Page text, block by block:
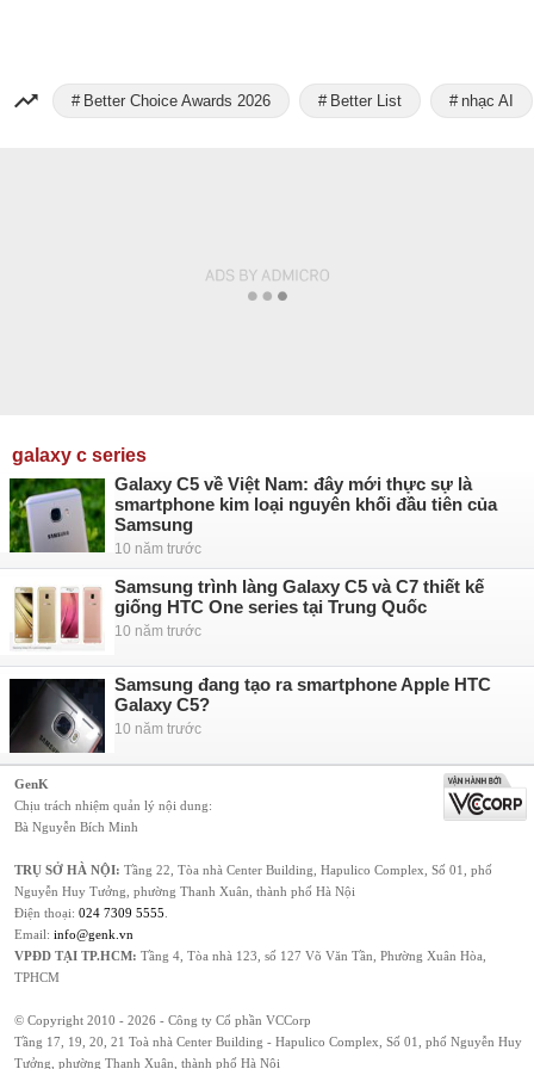
Better Choice Awards 2026 Better List nhạc AI
galaxy c series
Galaxy C5 về Việt Nam: đây mới thực sự là
smartphone kim loại nguyên khối đầu tiên của
Samsung
10 năm trước
Samsung trình làng Galaxy C5 và C7 thiết kế
giống HTC One series tại Trung Quốc
10 năm trước
Samsung đang tạo ra smartphone Apple HTC
Galaxy C5?
10 năm trước
GenK
Chịu trách nhiệm quản lý nội dung:
Bà Nguyễn Bích Minh
TRỤ SỞ HÀ NỘI: Tầng 22, Tòa nhà Center Building, Hapulico Complex, Số 01, phố
Nguyễn Huy Tưởng, phường Thanh Xuân, thành phố Hà Nội
Điện thoại: 024 7309 5555
Email: info@genk.vn
VPĐD TẠI TP.HCM: Tầng 4, Tòa nhà 123, số 127 Võ Văn Tần, Phường Xuân Hòa,
TPHCM
© Copyright 2010 - 2026 - Công ty Cổ phần VCCorp
Tầng 17, 19, 20, 21 Toà nhà Center Building - Hapulico Complex, Số 01, phố Nguyễn Huy
Tưởng, phường Thanh Xuân, thành phố Hà Nội